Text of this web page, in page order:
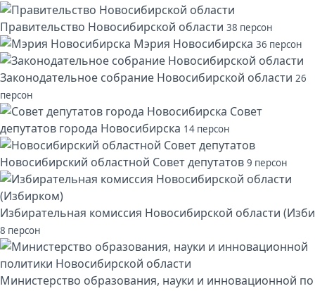
Правительство Новосибирской области 38 персон
Мэрия Новосибирска 36 персон
Законодательное собрание Новосибирской области 26
персон
Совет
депутатов города Новосибирска 14 персон
Новосибирский областной Совет депутатов 9 персон
Избирательная комиссия Новосибирской области (Изби
8 персон
Министерство образования, науки и инновационной по